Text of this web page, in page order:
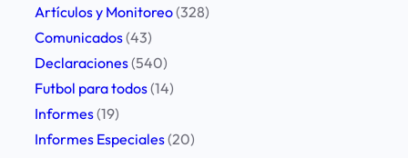
a
g
Artículos y Monitoreo(328)
Comunicados(43)
Declaraciones(540)
Futbol para todos(14)
Informes(19)
Informes Especiales(20)